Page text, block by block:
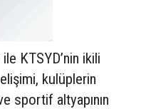
KTSYD’nin ikili
kulüplerin
sportif altyapının